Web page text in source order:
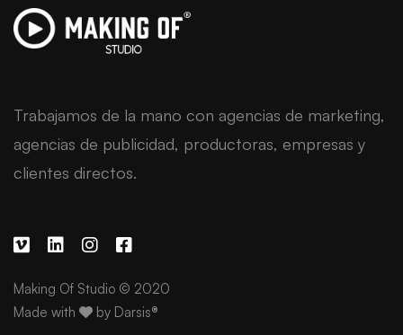
Trabajamos de la mano con agencias de marketing,
agencias de publicidad, productoras, empresas y
clientes directos.
Making Of Studio © 2020
Made with
by Darsis®